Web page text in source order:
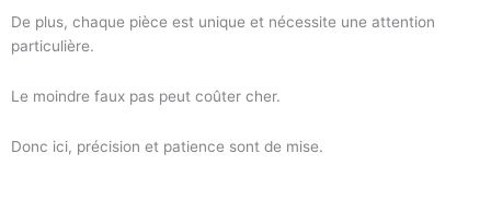
De plus, chaque pièce est unique et nécessite une attention
particulière.
Le moindre faux pas peut coûter cher.
Donc ici, précision et patience sont de mise.